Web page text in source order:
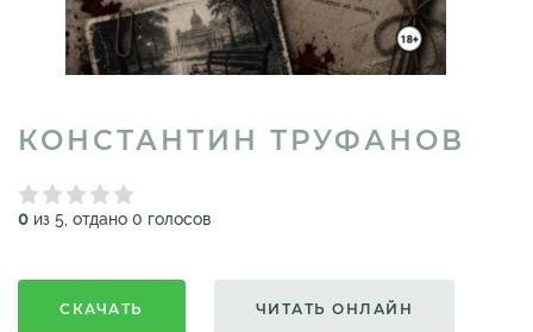
КОНСТАНТИН ТРУФАНОВ
0 из 5, отдано 0 голосов
СКАЧАТЬ ЧИТАТЬ ОНЛАЙН